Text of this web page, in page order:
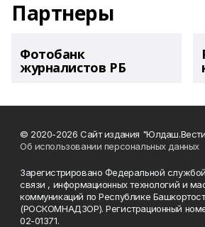
Партнеры
Фотобанк
журналистов РБ
© 2020-2026 Сайт издания
Об использовании персональных данных
Зарегистрировано Федеральной
связи , информационных технологий и
коммуникаций по Республике
(РОСКОМНАДЗОР). Регистрационный
02-01371.